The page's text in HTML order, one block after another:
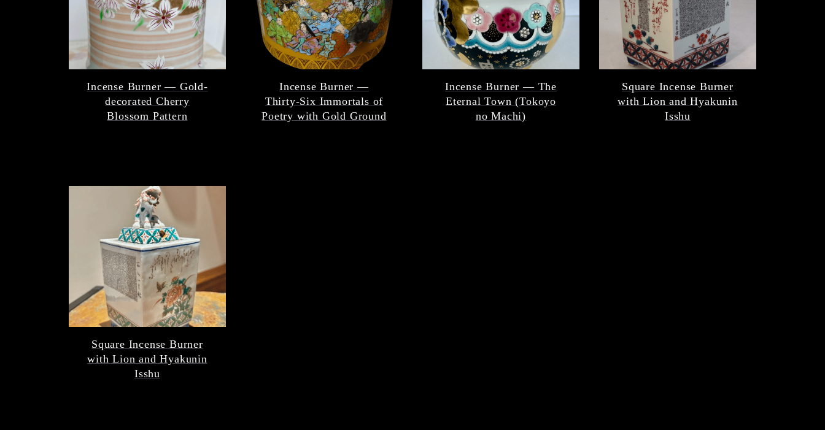
Incense Burner — Gold-
decorated Cherry
Blossom Pattern
Incense Burner —
Thirty-Six Immortals of
Poetry with Gold Ground
Incense Burner — The
Eternal Town (Tokoyo
no Machi)
Square Incense Burner
with Lion and Hyakunin
Isshu
Square Incense Burner
with Lion and Hyakunin
Isshu